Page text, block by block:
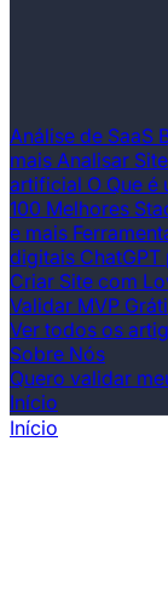
Análise de SaaS
mais Analisar
artificial O Que é
100 Melhores
e mais
digitais ChatGPT
Criar Site com
Validar MVP
Ver todos os
Sobre Nós
Quero validar
Início
Início